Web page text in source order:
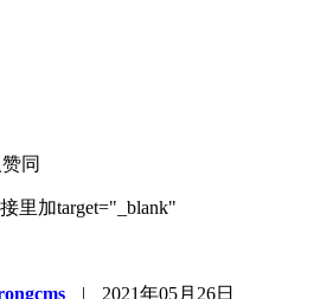
同
里加target="_blank"
|
2021年05月26日